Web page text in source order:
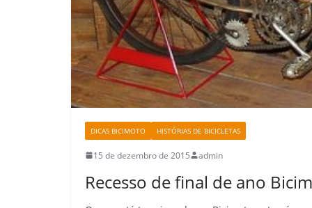
DICAS BICIMOTO HISTÓRIAS DE BICICLETAS
15 de dezembro de 2015 admin
Recesso de final de ano